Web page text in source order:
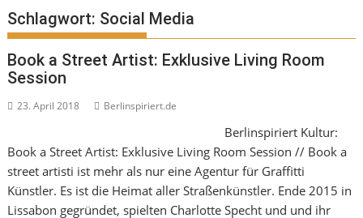
Schlagwort: Social Media
Book a Street Artist: Exklusive Living Room
Session
23. April 2018 Berlinspiriert.de
Berlinspiriert Kultur:
Book a Street Artist: Exklusive Living Room Session // Book a
street artisti ist mehr als nur eine Agentur für Graffitti
Künstler. Es ist die Heimat aller Straßenkünstler. Ende 2015 in
Lissabon gegründet, spielten Charlotte Specht und und ihr